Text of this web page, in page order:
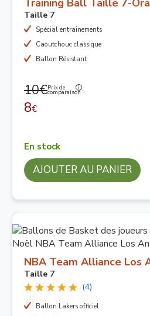
Training Ball Taille 7-
Taille 7
Spécial entraînements
Caoutchouc classique
Ballon Résistant
10€Prix de
comparaison
8€
En stock
AJOUTER AU PANIER
NBA Team Alliance Los
Taille 7
(4)
Ballon Lakers officiel